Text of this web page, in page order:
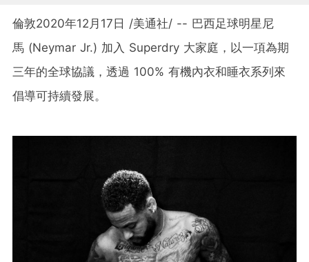
倫敦2020年12月17日 /美通社/ -- 巴西足球明星尼
馬 (Neymar Jr.) 加入 Superdry 大家庭，以一項為期
三年的全球協議，透過 100% 有機內衣和睡衣系列來
倡導可持續發展。